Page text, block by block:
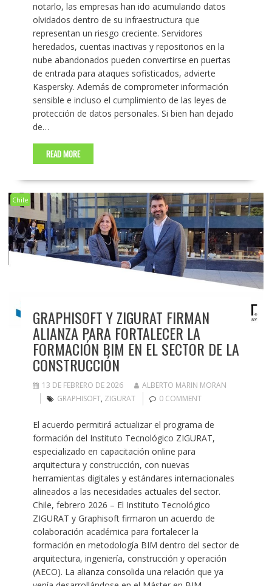
notarlo, las empresas han ido acumulando datos
olvidados dentro de su infraestructura que
representan un riesgo creciente. Servidores
heredados, cuentas inactivas y repositorios en la
nube abandonados pueden convertirse en puertas
de entrada para ataques sofisticados, advierte
Kaspersky. Además de comprometer información
sensible e incluso el cumplimiento de las leyes de
protección de datos personales. Si bien han dejado
de…
READ MORE
Chile
GRAPHISOFT Y ZIGURAT FIRMAN
ALIANZA PARA FORTALECER LA
FORMACIÓN BIM EN EL SECTOR DE LA
CONSTRUCCIÓN
13 DE FEBRERO DE 2026
ALBERTO MARIN MORAN
GRAPHISOFT, ZIGURAT 0 COMMENT
El acuerdo permitirá actualizar el programa de
formación del Instituto Tecnológico ZIGURAT,
especializado en capacitación online para
arquitectura y construcción, con nuevas
herramientas digitales y estándares internacionales
alineados a las necesidades actuales del sector.
Chile, febrero 2026 – El Instituto Tecnológico
ZIGURAT y Graphisoft firmaron un acuerdo de
colaboración académica para fortalecer la
formación en metodología BIM dentro del sector de
arquitectura, ingeniería, construcción y operación
(AECO). La alianza consolida una relación que ya